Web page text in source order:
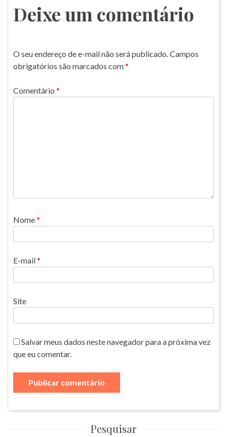
Post
Deixe um comentário
O seu endereço de e-mail não será publicado. Campos
obrigatórios são marcados com*
Comentário *
Nome*
E-mail*
Site
Salvar meus dados neste navegador para a próxima vez
que eu comentar.
Pesquisar